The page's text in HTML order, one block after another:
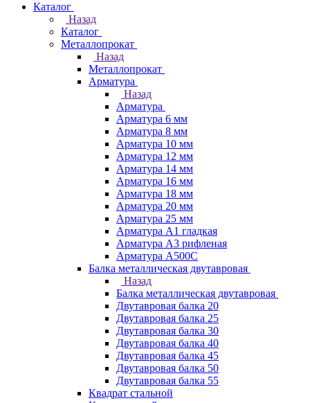
Каталог
Назад
Каталог
Металлопрокат
Назад
Металлопрокат
Арматура
Назад
Арматура
Арматура 6 мм
Арматура 8 мм
Арматура 10 мм
Арматура 12 мм
Арматура 14 мм
Арматура 16 мм
Арматура 18 мм
Арматура 20 мм
Арматура 25 мм
Арматура А1 гладкая
Арматура А3 рифленая
Арматура А500С
Балка металлическая двутавровая
Назад
Балка металлическая двутавровая
Двутавровая балка 20
Двутавровая балка 25
Двутавровая балка 30
Двутавровая балка 40
Двутавровая балка 45
Двутавровая балка 50
Двутавровая балка 55
Квадрат стальной